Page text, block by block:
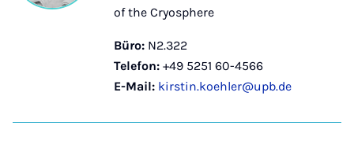
of the Cryosphere
Büro: N2.322
Telefon: +49 5251 60-4566
E-Mail: kirstin.koehler@upb.de